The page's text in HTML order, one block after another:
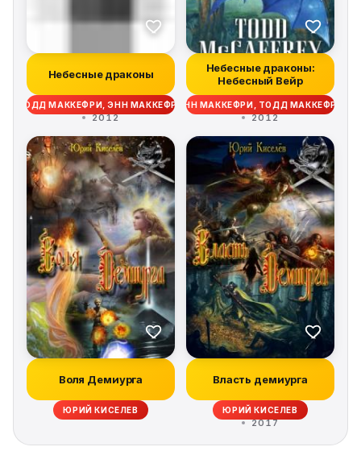
Небесные драконы
ТОДД МАККЕФРИ, ЭНН МАККЕФРИ
2012
Небесные драконы:
Небесный Вейр
ЭНН МАККЕФРИ, ТОДД МАККЕФРИ
2012
Воля Демиурга
ЮРИЙ КИСЕЛЕВ
Власть демиурга
ЮРИЙ КИСЕЛЕВ
2017